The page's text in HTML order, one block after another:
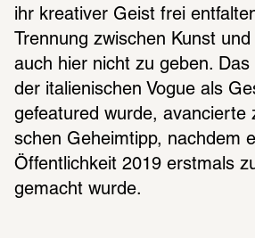
ihr krea­ti­ver Geist frei
Tren­nung zwischen Kunst
auch hier nicht zu geben. Das
der italie­ni­schen Vogue als
gefea­tured wurde,
schen Geheim­tipp, nach­dem
Öffent­lich­keit 2019 erst­mals
gemacht wurde.